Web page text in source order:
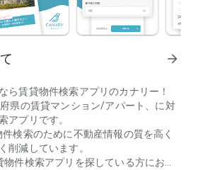
arrow_forward
ら賃貸物件検索アプリのカナリー！
県の賃貸マンション/アパート、に対
アプリです。
検索のために不動産情報の質を高く
削減しています。
件検索アプリを探している方におす